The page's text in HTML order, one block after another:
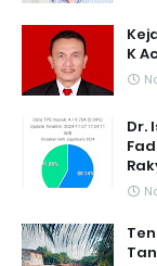
K
Dr.